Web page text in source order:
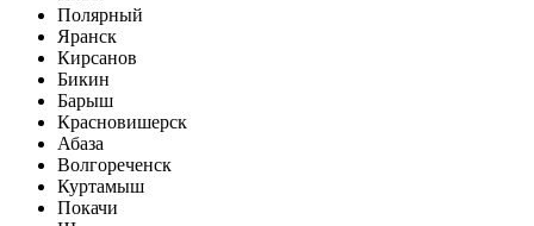
Полярный
Яранск
Кирсанов
Бикин
Барыш
Красновишерск
Абаза
Волгореченск
Куртамыш
Покачи